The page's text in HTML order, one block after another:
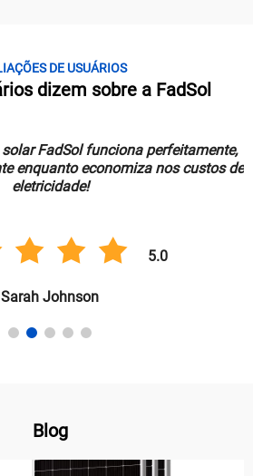
DE USUÁRIOS
dizem sobre a FadSol
FadSol funciona perfeitamente,
enquanto economiza nos custos de
eletricidade!
5.0
Sarah Johnson
Blog